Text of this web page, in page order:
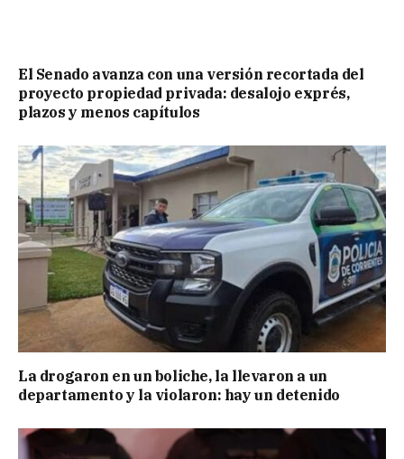
El Senado avanza con una versión recortada del
proyecto propiedad privada: desalojo exprés,
plazos y menos capítulos
La drogaron en un boliche, la llevaron a un
departamento y la violaron: hay un detenido